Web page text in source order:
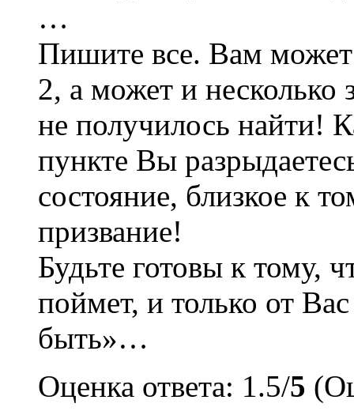
…
Пишите все. Вам может
2, а может и несколько
не получилось найти!
пункте Вы
состояние, близкое к
призвание!
Будьте готовы к тому,
поймет, и только от
быть»…
Оценка ответа: 1.5/5